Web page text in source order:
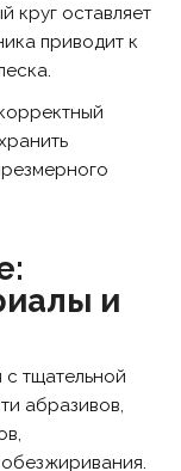
круг оставляет
приводит к
и
с тщательной
абразивов,